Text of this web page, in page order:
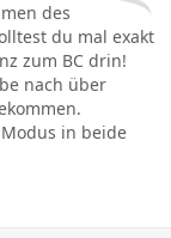
des
du mal exakt
zum BC drin!
nach über
in beide